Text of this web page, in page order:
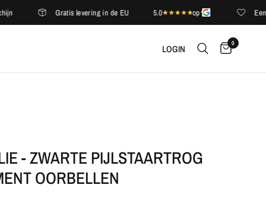
Gratis levering in de EU op Een
LOGIN 0
- ZWARTE PIJLSTAARTROG
OORBELLEN